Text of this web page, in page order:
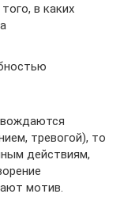
в каких
тревогой), то
действиям,
мотив.